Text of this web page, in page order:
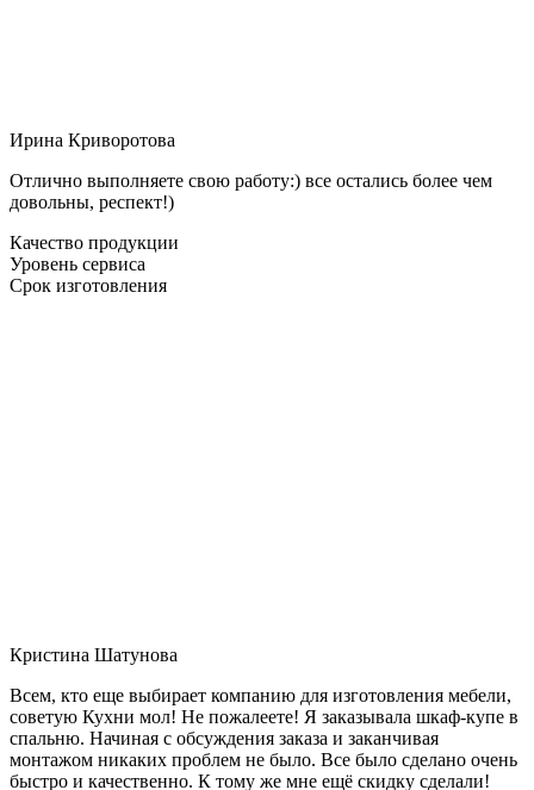
Ирина Криворотова
Отлично выполняете свою работу:) все остались более чем
довольны, респект!)
Качество продукции
Уровень сервиса
Срок изготовления
Кристина Шатунова
Всем, кто еще выбирает компанию для изготовления мебели,
советую Кухни мол! Не пожалеете! Я заказывала шкаф-купе в
спальню. Начиная с обсуждения заказа и заканчивая
монтажом никаких проблем не было. Все было сделано очень
быстро и качественно. К тому же мне ещё скидку сделали!